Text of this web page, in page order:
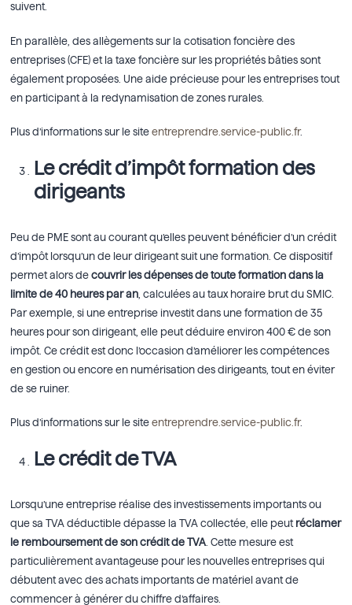
suivent.
En parallèle, des allègements sur la cotisation foncière des
entreprises (CFE) et la taxe foncière sur les propriétés bâties sont
également proposées. Une aide précieuse pour les entreprises tout
en participant à la redynamisation de zones rurales.
Plus d’informations sur le siteentreprendre.service-public.fr.
Le crédit d’impôt formation des
dirigeants
Peu de PME sont au courant qu’elles peuvent bénéficier d’un crédit
d’impôt lorsqu’un de leur dirigeant suit une formation. Ce dispositif
permet alors de couvrir les dépenses de toute formation dans la
limite de 40 heures par an , calculées au taux horaire brut du SMIC.
Par exemple, si une entreprise investit dans une formation de 35
heures pour son dirigeant, elle peut déduire environ 400 € de son
impôt. Ce crédit est donc l’occasion d’améliorer les compétences
en gestion ou encore en numérisation des dirigeants, tout en éviter
de se ruiner.
Plus d’informations sur le siteentreprendre.service-public.fr.
Le crédit de TVA
Lorsqu’une entreprise réalise des investissements importants ou
que sa TVA déductible dépasse la TVA collectée, elle peut réclamer
le remboursement de son crédit de TVA . Cette mesure est
particulièrement avantageuse pour les nouvelles entreprises qui
débutent avec des achats importants de matériel avant de
commencer à générer du chiffre d’affaires.